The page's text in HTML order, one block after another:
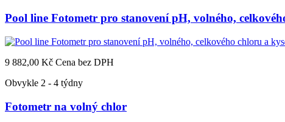
Pool line Fotometr pro stanovení pH, volného,
9 882,00 Kč Cena bez DPH
Obvykle 2 - 4 týdny
Fotometr na volný chlor